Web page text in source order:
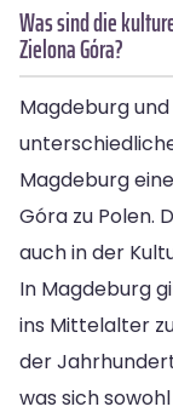
Was sind die
Zielona Góra?
Magdeburg
Magdeburg
Góra zu Polen.
auch in der
In Magdeburg
ins Mittelalter
der
was sich